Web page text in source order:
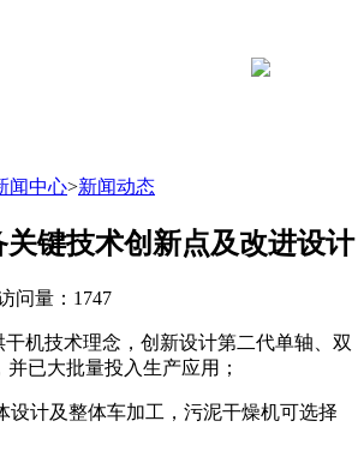
闻中心>新闻动态
键技术创新点及改进设计
问量：1747
机技术理念，创新设计第二代单轴、双
已大批量投入生产应用；
计及整体车加工，污泥干燥机可选择